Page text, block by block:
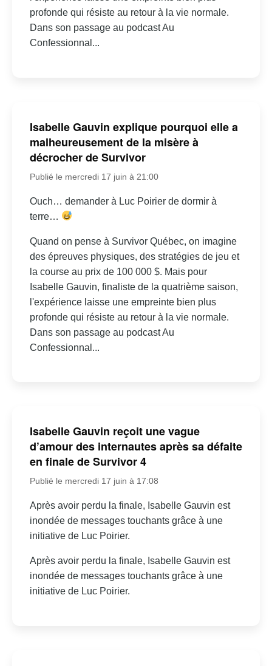
profonde qui résiste au retour à la vie normale.
Dans son passage au podcast Au
Confessionnal...
Isabelle Gauvin explique pourquoi elle a
malheureusement de la misère à
décrocher de Survivor
Publié le mercredi 17 juin à 21:00
Ouch… demander à Luc Poirier de dormir à
terre…
Quand on pense à Survivor Québec, on imagine
des épreuves physiques, des stratégies de jeu et
la course au prix de 100 000 $. Mais pour
Isabelle Gauvin, finaliste de la quatrième saison,
l'expérience laisse une empreinte bien plus
profonde qui résiste au retour à la vie normale.
Dans son passage au podcast Au
Confessionnal...
Isabelle Gauvin reçoit une vague
d’amour des internautes après sa défaite
en finale de Survivor 4
Publié le mercredi 17 juin à 17:08
Après avoir perdu la finale, Isabelle Gauvin est
inondée de messages touchants grâce à une
initiative de Luc Poirier.
Après avoir perdu la finale, Isabelle Gauvin est
inondée de messages touchants grâce à une
initiative de Luc Poirier.